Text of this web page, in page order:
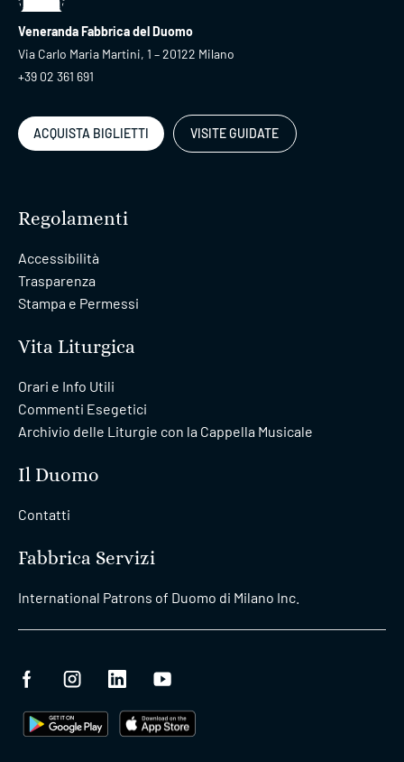
Veneranda Fabbrica del Duomo
Via Carlo Maria Martini, 1 – 20122 Milano
+39 02 361 691
ACQUISTA BIGLIETTI VISITE GUIDATE
Regolamenti
Accessibilità
Trasparenza
Stampa e Permessi
Vita Liturgica
Orari e Info Utili
Commenti Esegetici
Archivio delle Liturgie con la Cappella Musicale
Il Duomo
Contatti
Fabbrica Servizi
International Patrons of Duomo di Milano Inc.